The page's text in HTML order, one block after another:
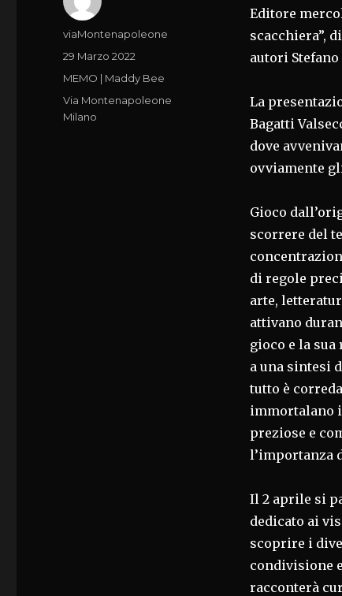
Editore
scacchiera”,
autori Stefano
La
Bagatti
dove
ovviamente
Gioco
scorrere del
di regole
arte,
attivano
gioco e la
a una sintesi
tutto è
immortalano
preziose e
l’importanza
Il 2 aprile si
dedicato ai
scoprire i
condivisione
racconterà
Autore
viaMontenapoleone
Pubblicato
29 Marzo 2022
Categorie
MEMO | Maddy Bee
Tag
Via Montenapoleone
Milano